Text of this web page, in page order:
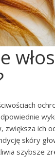
zwiększa ich
skóry
szybsze